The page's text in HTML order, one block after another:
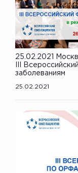
25.02.2021
III
заболеваниям
25.02.2021